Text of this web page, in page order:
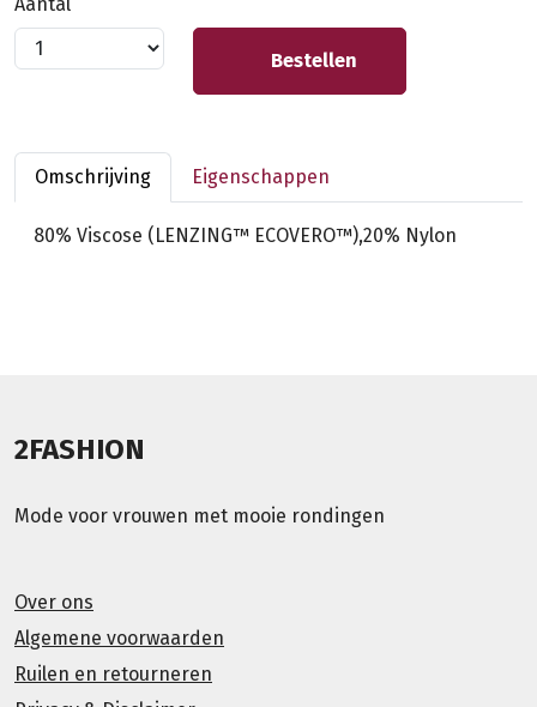
Bestellen
Omschrijving Eigenschappen
80% Viscose (LENZING™ ECOVERO™),20% Nylon
2FASHION
Mode voor vrouwen met mooie rondingen
Over ons
Algemene voorwaarden
Ruilen en retourneren